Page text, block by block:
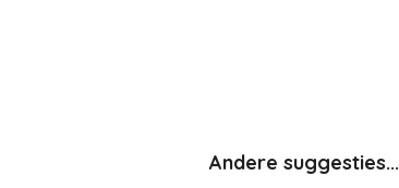
Andere suggesties...